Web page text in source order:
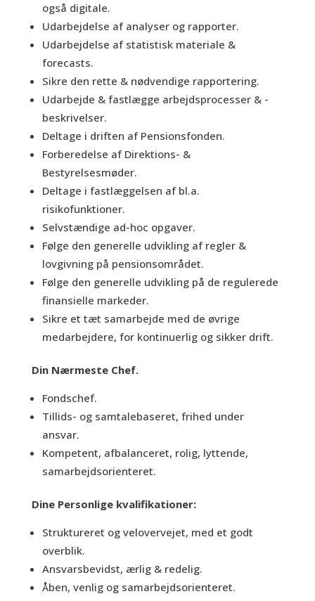
også digitale.
Udarbejdelse af analyser og rapporter.
Udarbejdelse af statistisk materiale &
forecasts.
Sikre den rette & nødvendige rapportering.
Udarbejde & fastlægge arbejdsprocesser & -
beskrivelser.
Deltage i driften af Pensionsfonden.
Forberedelse af Direktions- &
Bestyrelsesmøder.
Deltage i fastlæggelsen af bl.a.
risikofunktioner.
Selvstændige ad-hoc opgaver.
Følge den generelle udvikling af regler &
lovgivning på pensionsområdet.
Følge den generelle udvikling på de regulerede
finansielle markeder.
Sikre et tæt samarbejde med de øvrige
medarbejdere, for kontinuerlig og sikker drift.
Din Nærmeste Chef.
Fondschef.
Tillids- og samtalebaseret, frihed under
ansvar.
Kompetent, afbalanceret, rolig, lyttende,
samarbejdsorienteret.
Dine Personlige kvalifikationer:
Struktureret og velovervejet, med et godt
overblik.
Ansvarsbevidst, ærlig & redelig.
Åben, venlig og samarbejdsorienteret.